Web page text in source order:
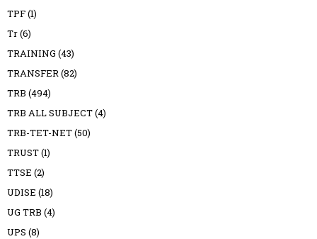
TPF(1)
Tr(6)
TRAINING (43)
TRANSFER(82)
TRB (494)
TRB ALL SUBJECT(4)
TRB-TET-NET(50)
TRUST(1)
TTSE (2)
UDISE (18)
UG TRB (4)
UPS (8)